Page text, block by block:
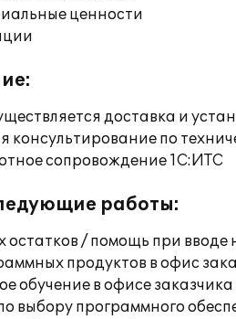
ценности
доставка и
консультирование по
сопровождение 1С:ИТС
работы:
остатков / помощь при вводе
продуктов в офис
обучение в офисе заказчика
выбору программного